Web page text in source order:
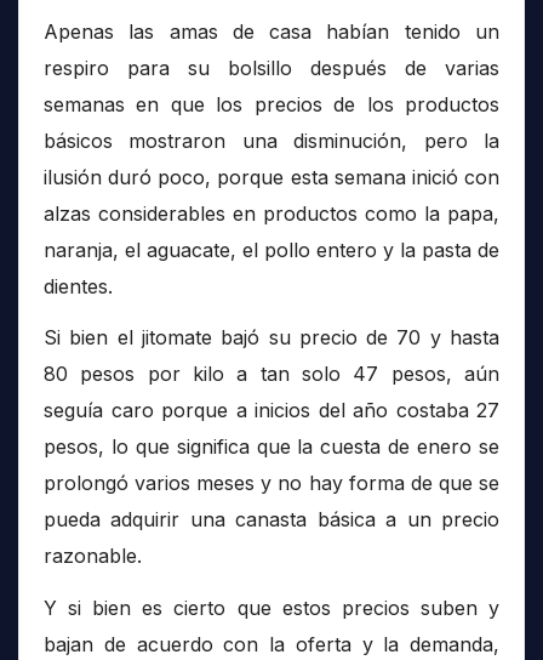
Apenas las amas de casa habían tenido un
respiro para su bolsillo después de varias
semanas en que los precios de los productos
básicos mostraron una disminución, pero la
ilusión duró poco, porque esta semana inició con
alzas considerables en productos como la papa,
naranja, el aguacate, el pollo entero y la pasta de
dientes.
Si bien el jitomate bajó su precio de 70 y hasta
80 pesos por kilo a tan solo 47 pesos, aún
seguía caro porque a inicios del año costaba 27
pesos, lo que significa que la cuesta de enero se
prolongó varios meses y no hay forma de que se
pueda adquirir una canasta básica a un precio
razonable.
Y si bien es cierto que estos precios suben y
bajan de acuerdo con la oferta y la demanda,